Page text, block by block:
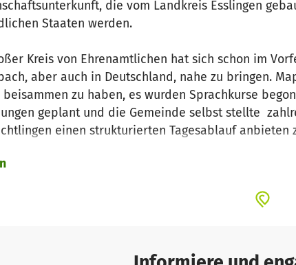
die vom Landkreis Esslingen
Staaten werden.
Kreis von Ehrenamtlichen hat sich schon im
aber auch in Deutschland, nahe zu bringen.
zu haben, es wurden Sprachkurse
geplant und die Gemeinde selbst stellte
einen strukturierten Tagesablauf anbieten
haben jetzt schon ihre